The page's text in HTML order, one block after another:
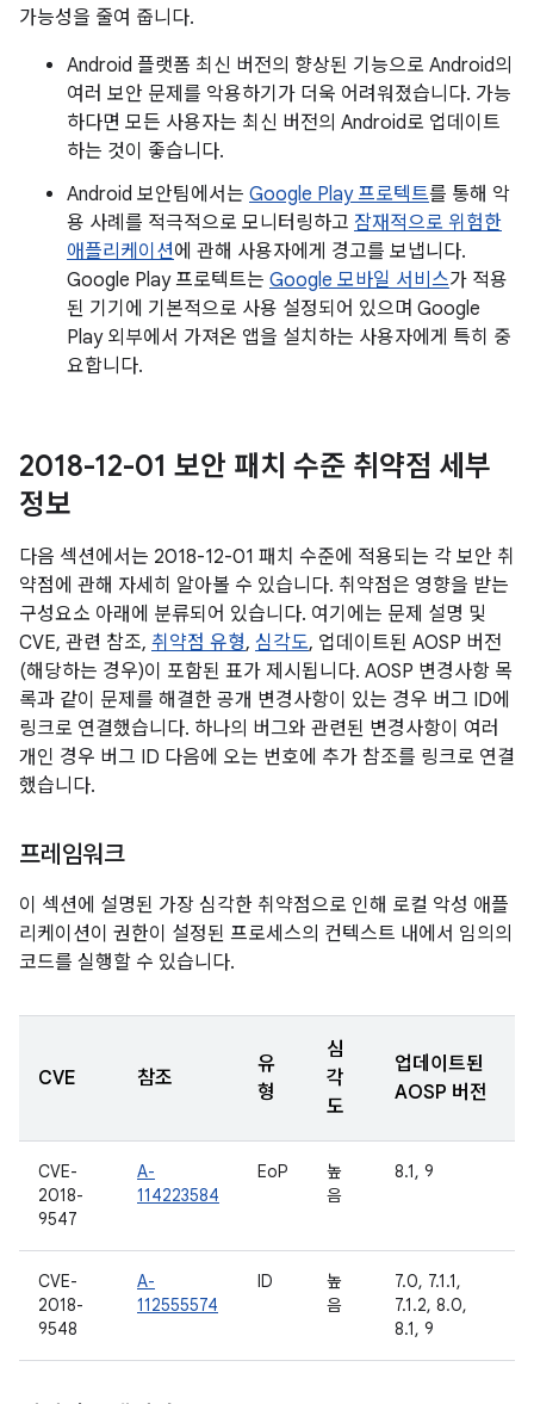
가능성을 줄여 줍니다.
Android 플랫폼 최신 버전의 향상된 기능으로 Android의
여러 보안 문제를 악용하기가 더욱 어려워졌습니다. 가능
하다면 모든 사용자는 최신 버전의 Android로 업데이트
하는 것이 좋습니다.
Android 보안팀에서는 Google Play 프로텍트를 통해 악
용 사례를 적극적으로 모니터링하고 잠재적으로 위험한
애플리케이션에 관해 사용자에게 경고를 보냅니다.
Google Play 프로텍트는 Google 모바일 서비스가 적용
된 기기에 기본적으로 사용 설정되어 있으며 Google
Play 외부에서 가져온 앱을 설치하는 사용자에게 특히 중
요합니다.
2018-12-01 보안 패치 수준 취약점 세부
정보
다음 섹션에서는 2018-12-01 패치 수준에 적용되는 각 보안 취
약점에 관해 자세히 알아볼 수 있습니다. 취약점은 영향을 받는
구성요소 아래에 분류되어 있습니다. 여기에는 문제 설명 및
CVE, 관련 참조, 취약점 유형, 심각도, 업데이트된 AOSP 버전
(해당하는 경우)이 포함된 표가 제시됩니다. AOSP 변경사항 목
록과 같이 문제를 해결한 공개 변경사항이 있는 경우 버그 ID에
링크로 연결했습니다. 하나의 버그와 관련된 변경사항이 여러
개인 경우 버그 ID 다음에 오는 번호에 추가 참조를 링크로 연결
했습니다.
프레임워크
이 섹션에 설명된 가장 심각한 취약점으로 인해 로컬 악성 애플
리케이션이 권한이 설정된 프로세스의 컨텍스트 내에서 임의의
코드를 실행할 수 있습니다.
CVE 참조
유
형
심
각
도
업데이트된
AOSP 버전
CVE-
2018-
9547
A-
114223584
EoP
높
음
8.1, 9
CVE-
2018-
9548
A-
112555574
ID
높
음
7.0, 7.1.1,
7.1.2, 8.0,
8.1, 9